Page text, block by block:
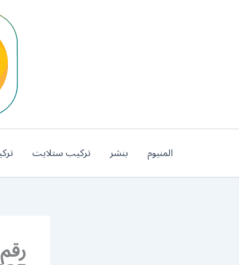
المنيوم بنشر تركيب ستلايت